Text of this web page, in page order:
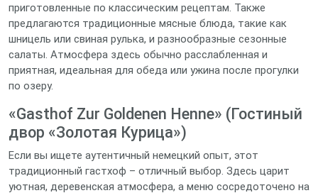
приготовленные по классическим рецептам. Также
предлагаются традиционные мясные блюда, такие как
шницель или свиная рулька, и разнообразные сезонные
салаты. Атмосфера здесь обычно расслабленная и
приятная, идеальная для обеда или ужина после прогулки
по озеру.
«Gasthof Zur Goldenen Henne» (Гостиный
двор «Золотая Курица»)
Если вы ищете аутентичный немецкий опыт, этот
традиционный гастхоф – отличный выбор. Здесь царит
уютная, деревенская атмосфера, а меню сосредоточено на